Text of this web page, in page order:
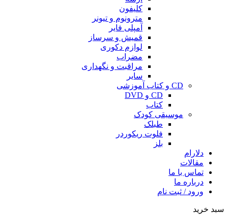
کلیفون
مترونوم و تیونر
آمپلی فایر
قمیش و سرساز
لوازم دکوری
مضراب
مراقبت و نگهداری
سایر
CD و کتاب آموزشی
CD و DVD
کتاب
موسیقی کودک
طبلک
فلوت ریکوردر
بلز
دلارام
مقالات
تماس با ما
درباره ما
ورود / ثبت نام
سبد خرید